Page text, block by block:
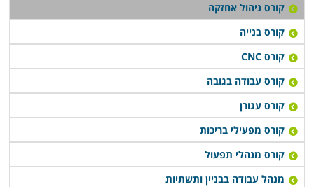
קורס ניהול אחזקה
קורס בנייה
קורס CNC
קורס עבודה בגובה
קורס עגורן
קורס מפעילי בריכות
קורס מנהלי תפעול
מנהל עבודה בבניין ותשתיות